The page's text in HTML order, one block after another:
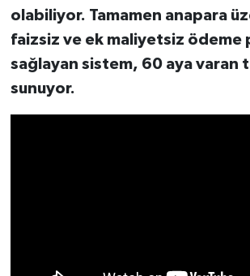
olabiliyor. Tamamen anapara
faizsiz ve ek maliyetsiz ödeme
sağlayan sistem, 60 aya varan
sunuyor.